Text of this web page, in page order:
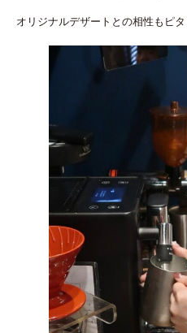
オリジナルデザートとの相性もピ